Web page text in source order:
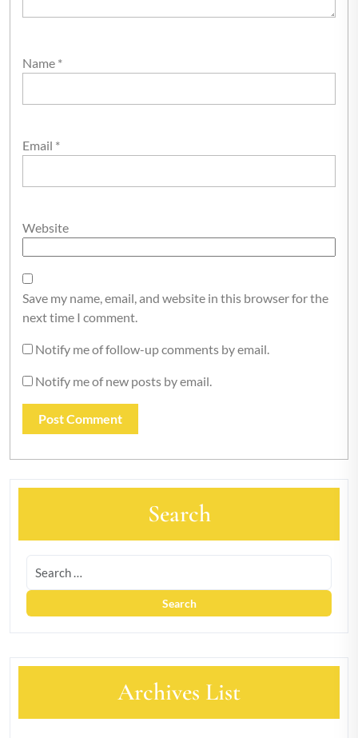
Name *
Email *
Website
Save my name, email, and website in this browser for the
next time I comment.
Notify me of follow-up comments by email.
Notify me of new posts by email.
Search
Archives List